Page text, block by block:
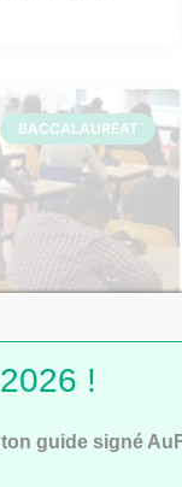
BACCALAURÉAT
se passent
!
guide signé